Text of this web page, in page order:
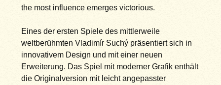
the most influence emerges victorious.
Eines der ersten Spiele des mittlerweile
weltberühmten Vladimír Suchý präsentiert sich in
innovativem Design und mit einer neuen
Erweiterung. Das Spiel mit moderner Grafik enthält
die Originalversion mit leicht angepasster